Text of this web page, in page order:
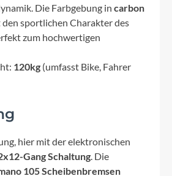
Die Farbgebung in carbon
sportlichen Charakter des
zum hochwertigen
120kg (umfasst Bike, Fahrer
hier mit der elektronischen
Gang Schaltung. Die
105 Scheibenbremsen